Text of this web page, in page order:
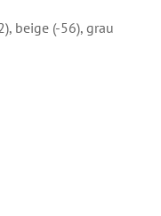
beige (-56), grau